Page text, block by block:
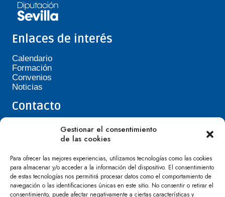
Gestionar el consentimiento
de las cookies
Para ofrecer las mejores experiencias, utilizamos tecnologías como las cookies
para almacenar y/o acceder a la información del dispositivo. El consentimiento
de estas tecnologías nos permitirá procesar datos como el comportamiento de
navegación o las identificaciones únicas en este sitio. No consentir o retirar el
consentimiento, puede afectar negativamente a ciertas características y
Enlaces de interés
Calendario
Formación
Convenios
Noticias
Contacto
Teléfono de Asepavi: 623 394 601
asepavi20@gmail.com
Villafranca